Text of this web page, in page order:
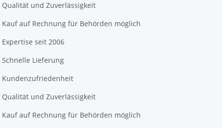
Qualität und Zuverlässigkeit
Kauf auf Rechnung für Behörden möglich
Expertise seit 2006
Schnelle Lieferung
Kundenzufriedenheit
Qualität und Zuverlässigkeit
Kauf auf Rechnung für Behörden möglich